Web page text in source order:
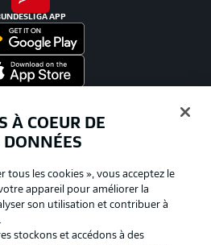
APP
À COEUR DE
DONNÉES
tous les cookies », vous acceptez le
appareil pour améliorer la
son utilisation et contribuer à
stockons et accédons à des